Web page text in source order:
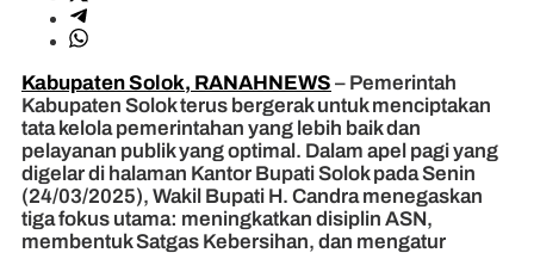
Kabupaten Solok, RANAHNEWS – Pemerintah
Kabupaten Solok terus bergerak untuk menciptakan
tata kelola pemerintahan yang lebih baik dan
pelayanan publik yang optimal. Dalam apel pagi yang
digelar di halaman Kantor Bupati Solok pada Senin
(24/03/2025), Wakil Bupati H. Candra menegaskan
tiga fokus utama: meningkatkan disiplin ASN,
membentuk Satgas Kebersihan, dan mengatur